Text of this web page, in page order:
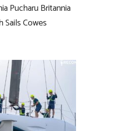
Pucharu Britannia
Cowes